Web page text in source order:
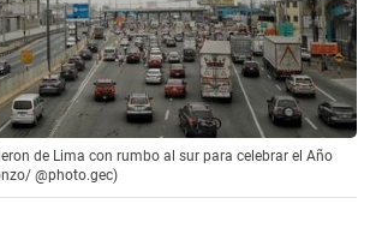
de Lima con rumbo al sur para celebrar el Año
@photo.gec)